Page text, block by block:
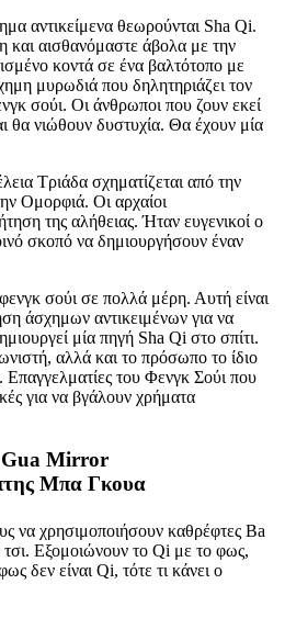
αντικείμενα θεωρούνται Sha Qi.
και αισθανόμαστε άβολα με την
κοντά σε ένα βαλτότοπο με
μυρωδιά που δηλητηριάζει τον
σούι. Οι άνθρωποι που ζουν εκεί
θα νιώθουν δυστυχία. Θα έχουν μία
Τριάδα σχηματίζεται από την
Ομορφιά. Οι αρχαίοι
της αλήθειας. Ήταν ευγενικοί ο
σκοπό να δημιουργήσουν έναν
σούι σε πολλά μέρη. Αυτή είναι
άσχημων αντικειμένων για να
μία πηγή Sha Qi στο σπίτι.
αλλά και το πρόσωπο το ίδιο
Επαγγελματίες του Φενγκ Σούι που
για να βγάλουν χρήματα
Mirror
Μπα Γκουα
να χρησιμοποιήσουν καθρέφτες Ba
τσι. Εξομοιώνουν το Qi με το φως,
δεν είναι Qi, τότε τι κάνει ο